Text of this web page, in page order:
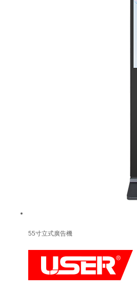
55寸立式廣告機